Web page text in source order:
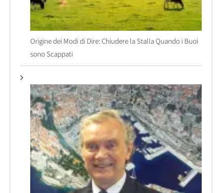
Origine dei Modi di Dire: Chiudere la Stalla Quando i Buoi
sono Scappati